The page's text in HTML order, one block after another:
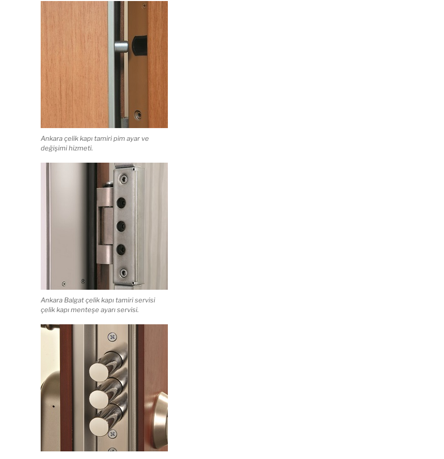
Ankara çelik kapı tamiri pim ayar ve
değişimi hizmeti.
Ankara Balgat çelik kapı tamiri servisi
çelik kapı menteşe ayarı servisi.